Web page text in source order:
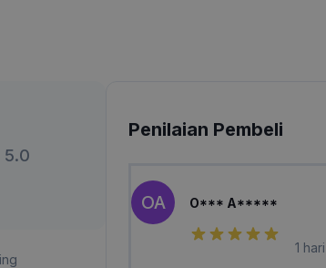
5.0
Penilaian Pembeli
OA O*** A*****
1